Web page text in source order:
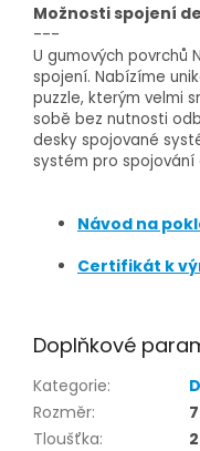
Možnosti spojení
---
U gumových povrchů
spojení. Nabízíme
puzzle, kterým velmi
sobě bez nutnosti
desky spojované
systém pro spojování
Návod na
Certifikát k
Doplňkové
Kategorie:
Rozměr:
Tloušťka: